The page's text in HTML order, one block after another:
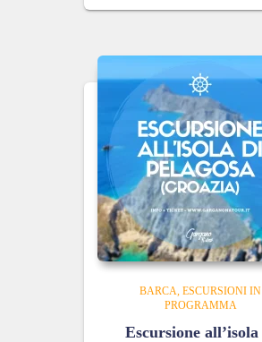
BARCA ESCURSIONI IN
PROGRAMMA
Escursione